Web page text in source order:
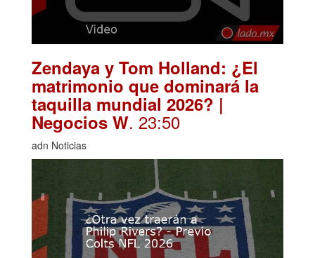
Zendaya y Tom Holland: ¿El
matrimonio que dominará la
taquilla mundial 2026? |
Negocios W. 23:50
adn Noticias